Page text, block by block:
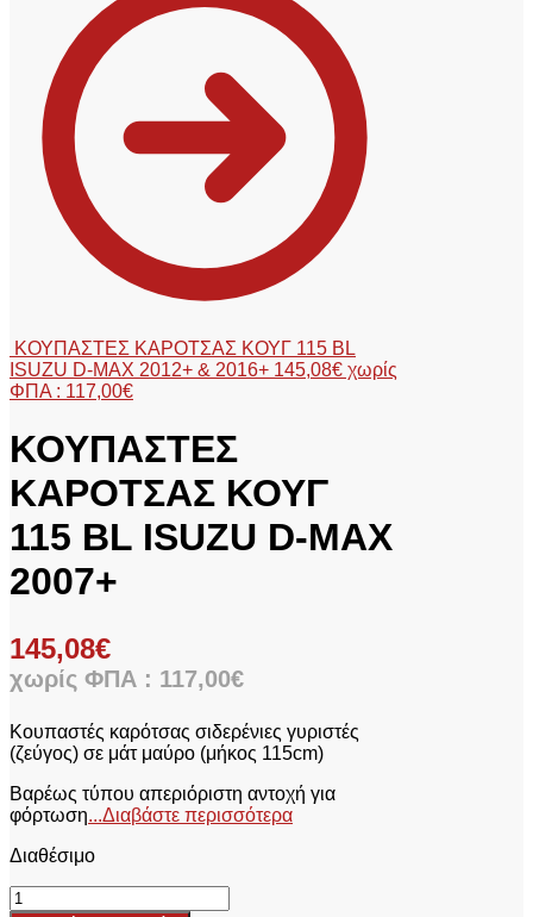
ΚΟΥΠΑΣΤΕΣ ΚΑΡΟΤΣΑΣ ΚΟΥΓ 115 BL
ISUZU D-MAX 2012+ & 2016+ 145,08€ χωρίς
ΦΠΑ : 117,00€
ΚΟΥΠΑΣΤΕΣ
ΚΑΡΟΤΣΑΣ ΚΟΥΓ
115 BL ISUZU D-MAX
2007+
145,08€
χωρίς ΦΠΑ : 117,00€
Κουπαστές καρότσας σιδερένιες γυριστές
(ζεύγος) σε μάτ μαύρο (μήκος 115cm)
Βαρέως τύπου απεριόριστη αντοχή για
φόρτωση...Διαβάστε περισσότερα
Διαθέσιμο
ΚΟΥΠΑΣΤΕΣ